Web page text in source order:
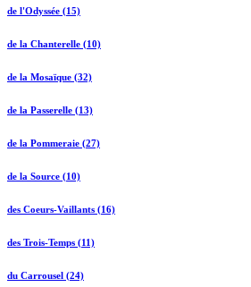
de l'Odyssée (15)
de la Chanterelle (10)
de la Mosaïque (32)
de la Passerelle (13)
de la Pommeraie (27)
de la Source (10)
des Coeurs-Vaillants (16)
des Trois-Temps (11)
du Carrousel (24)